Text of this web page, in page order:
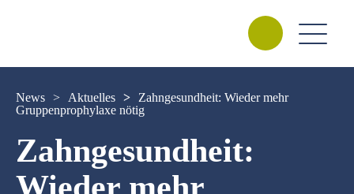
News > Aktuelles >
Zahngesundheit: Wieder mehr
Gruppenprophylaxe nötig
Zahngesundheit: